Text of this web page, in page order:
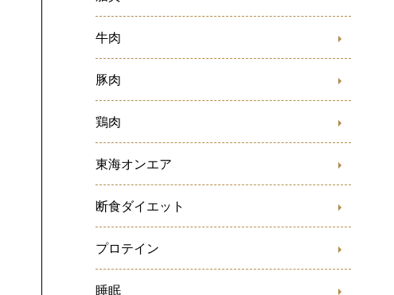
牛肉
豚肉
鶏肉
東海オンエア
断食ダイエット
プロテイン
睡眠